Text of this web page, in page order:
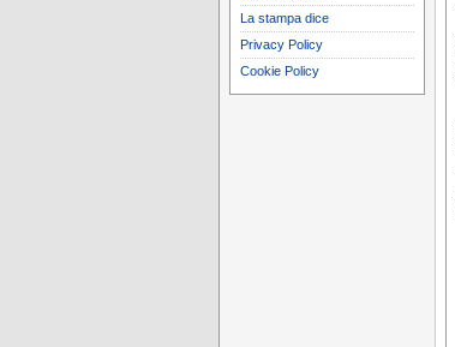
La stampa dice
Privacy Policy
Cookie Policy